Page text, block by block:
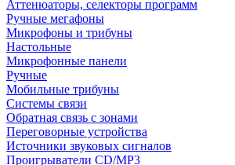
Аттенюаторы, селекторы программ
Ручные мегафоны
Микрофоны и трибуны
Настольные
Микрофонные панели
Ручные
Мобильные трибуны
Системы связи
Обратная связь с зонами
Переговорные устройства
Источники звуковых сигналов
Проигрыватели CD/MP3